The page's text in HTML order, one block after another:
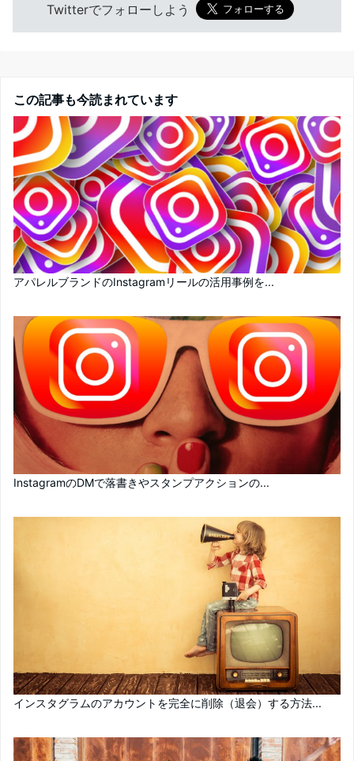
Twitterでフォローしよう
この記事も今読まれています
アパレルブランドのInstagramリールの活用事例を...
InstagramのDMで落書きやスタンプアクションの...
インスタグラムのアカウントを完全に削除（退会）する方法...